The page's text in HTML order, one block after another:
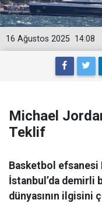
14:08
16 Ağustos 2025
Michael
Teklif
Basketbol efsanesi
İstanbul’da demirli
dünyasının ilgisini